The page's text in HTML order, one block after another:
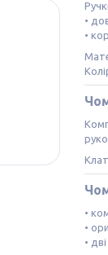
•
•
•
•
•